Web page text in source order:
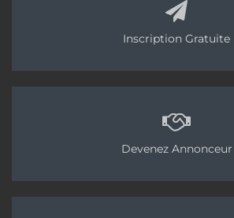
La chape fluide en question est
Thermio Max d’Anhydritec,
l’anhydrite a été fait par le client,
Et puis, nous
3.5 cm d’épaisseur. Nous n’avions
place en réservation. »En effet,
été projetée sur 6 cm d’épaisseur.
Inscription Gratuite
Devenez Annonceur